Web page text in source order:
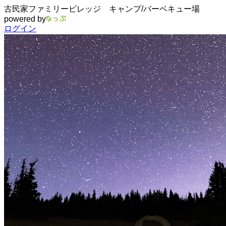
古民家ファミリービレッジ キャンプ/バーベキュー場
powered by
ログイン